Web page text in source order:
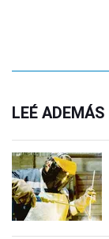
LEÉ ADEMÁS